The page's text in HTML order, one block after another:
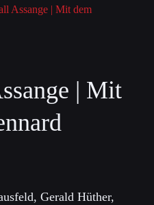
Assange | Mit dem
| Mit
Gerald Hüther,